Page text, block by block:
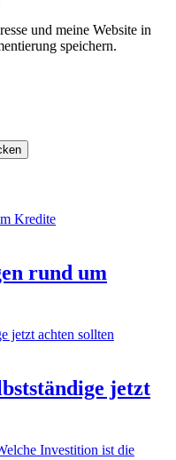
und meine Website in
speichern.
rund um
jetzt